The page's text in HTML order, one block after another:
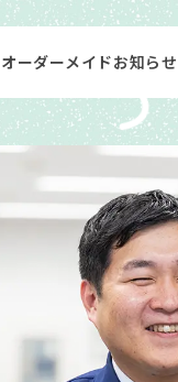
オーダーメイドお知らせ